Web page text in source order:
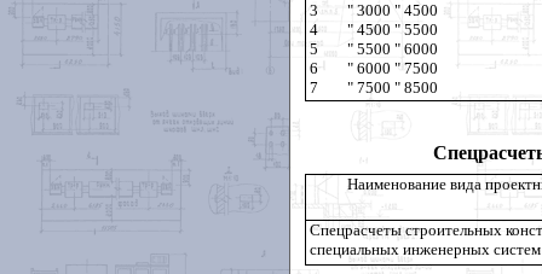
3
" 3000 " 4500
4
" 4500 " 5500
5
" 5500 " 6000
6
" 6000 " 7500
7
" 7500 " 8500
Наименование вида
Спецрасчеты строительных
специальных инженерных систем